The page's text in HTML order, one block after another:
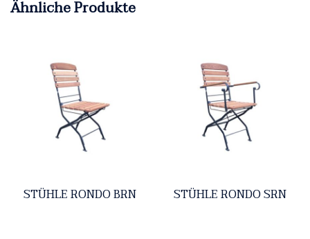
Ähnliche Produkte
STÜHLE RONDO BRN STÜHLE RONDO SRN